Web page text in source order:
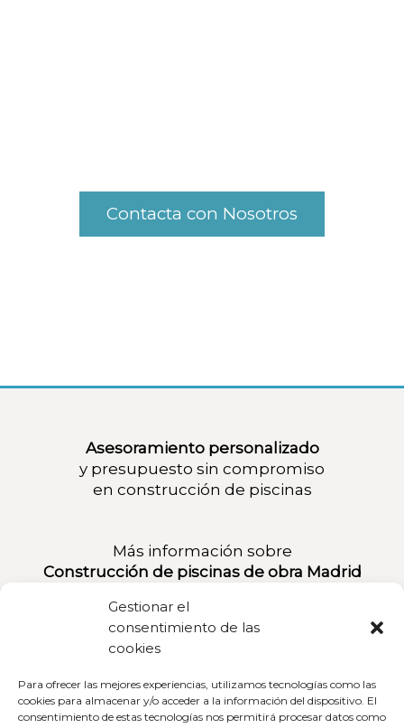
Gestionar el
consentimiento de las
cookies
Para ofrecer las mejores experiencias, utilizamos tecnologías como las
cookies para almacenar y/o acceder a la información del dispositivo. El
consentimiento de estas tecnologías nos permitirá procesar datos como
Contacta con Nosotros
Asesoramiento personalizado
y presupuesto sin compromiso
en construcción de piscinas
Más información sobre
Construcción de piscinas de obra Madrid
Localización:
P.º de los Melancólicos, 71, 5ºC, 28005